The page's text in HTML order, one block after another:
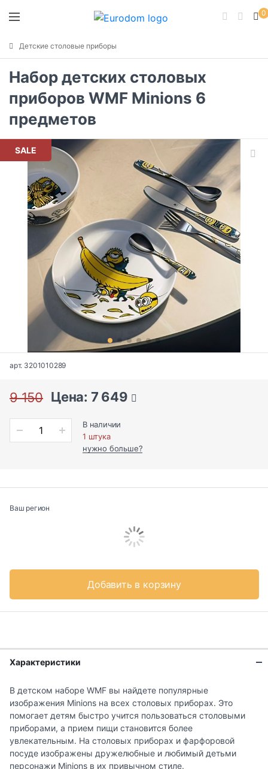
0
Детские столовые приборы
Набор детских столовых
приборов WMF Minions 6
предметов
SALE
арт. 3201010289
9 150 Цена: 7 649
В наличии
1 штука
нужно больше?
Ваш регион
Добавить в корзину
Характеристики
В детском наборе WMF вы найдете популярные
изображения Minions на всех столовых приборах. Это
помогает детям быстро учится пользоваться столовыми
приборами, а прием пищи становится более
увлекательным. На столовых приборах и фарфоровой
посуде изображены дружелюбные и любимый детьми
персонажи Minions в их привычном стиле.